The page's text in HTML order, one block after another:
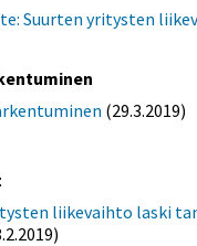
Suurten yritysten
(29.3.2019)
liikevaihto laski